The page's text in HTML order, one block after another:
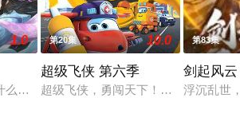
1.0
么？思思能救回孔雀吗？灵犀阁会做什么
第20集 10.0
超级飞侠 第六季
超级飞侠，勇闯天下！超级飞侠第六
第83集
剑起风
浮沉乱世